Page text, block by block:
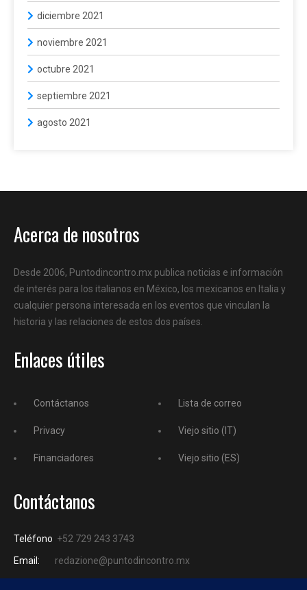
diciembre 2021
noviembre 2021
octubre 2021
septiembre 2021
agosto 2021
Acerca de nosotros
Desde 2006, Puntodincontro.mx publica noticias e información
de interés para los italianos en México, los mexicanos en Italia y
cualquier persona interesada en los eventos que vinculan la
historia y las relaciones de estos dos países.
Enlaces útiles
Contáctanos
Privacy
Financiadores
Lista de correo
Viejo sitio (IT)
Viejo sitio (ES)
Contáctanos
Teléfono +52 729 243 3743
Email:
redazione@puntodincontro.mx